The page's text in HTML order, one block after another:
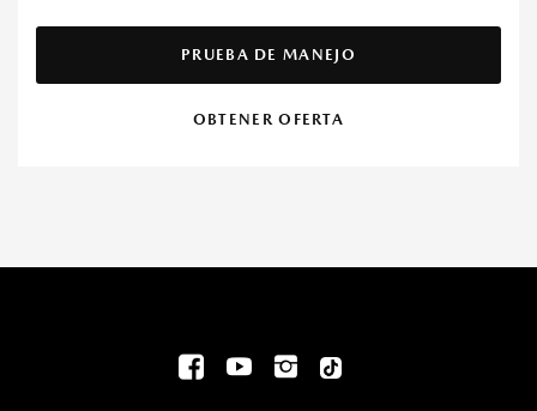
PRUEBA DE MANEJO
OBTENER OFERTA